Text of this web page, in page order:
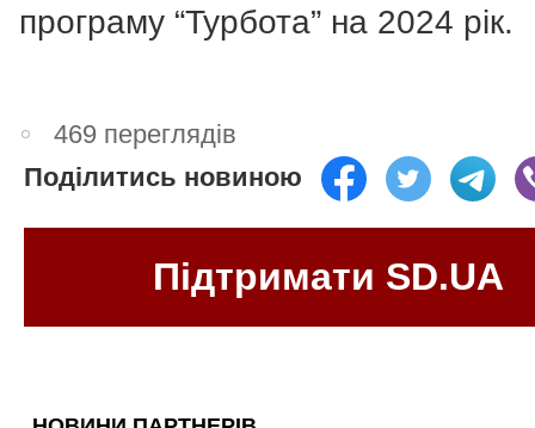
програму “Турбота” на 2024 рік.
469 переглядів
Поділитись новиною
Підтримати SD.UA